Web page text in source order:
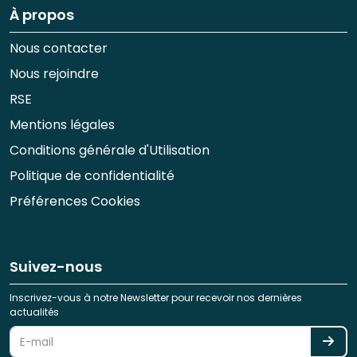
À propos
Nous contacter
Nous rejoindre
RSE
Mentions légales
Conditions générale d'Utilisation
Politique de confidentialité
Préférences Cookies
Suivez-nous
Inscrivez-vous à notre Newsletter pour recevoir nos dernières
actualités